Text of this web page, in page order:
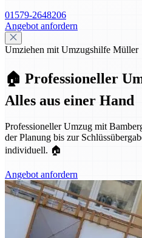
01579-2648206
Angebot anfordern
Umziehen mit Umzugshilfe Müller
🏠 Professioneller
Alles aus einer Hand
Professioneller Umzug mit
der Planung bis zur
individuell. 🏠
Angebot anfordern